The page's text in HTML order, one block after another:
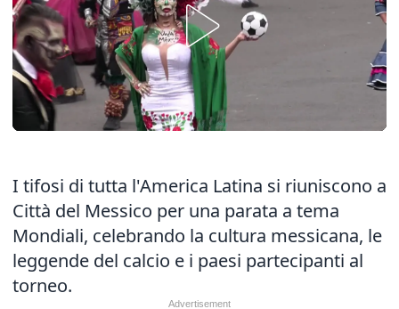
I tifosi di tutta l'America Latina si riuniscono a
Città del Messico per una parata a tema
Mondiali, celebrando la cultura messicana, le
leggende del calcio e i paesi partecipanti al
torneo.